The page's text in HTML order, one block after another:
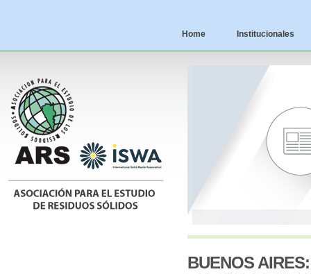
Home Institucionales
BUENOS